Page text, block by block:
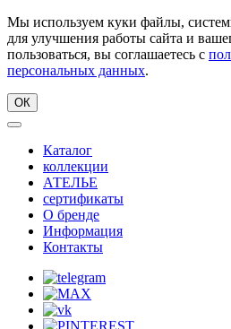
Мы используем куки файлы,
для улучшения работы сайта и
пользоваться, вы соглашаетесь с
персональных данных.
ОК
Каталог
коллекции
АТЕЛЬЕ
сертификаты
О бренде
Информация
Контакты